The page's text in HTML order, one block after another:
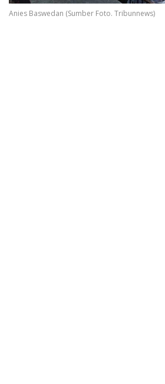
Anies Baswedan (Sumber Foto. Tribunnews)